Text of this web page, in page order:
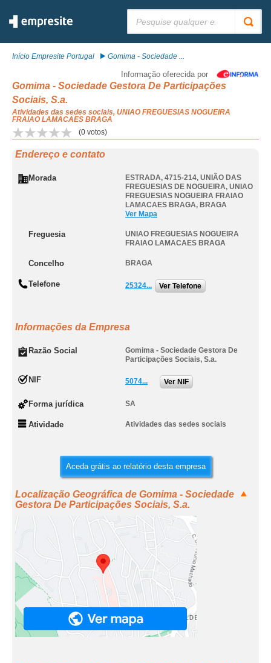
Início Empresite Portugal Gomima - Sociedade ...
Informação oferecida por
Gomima - Sociedade Gestora De Participações
Sociais, S.a.
Atividades das sedes sociais, UNIAO FREGUESIAS NOGUEIRA
FRAIAO LAMACAES BRAGA
(0 votos)
Endereço e contato
Morada
ESTRADA, 4715-214, UNIÃO DAS
FREGUESIAS DE NOGUEIRA, UNIAO
FREGUESIAS NOGUEIRA FRAIAO
LAMACAES BRAGA, BRAGA
Ver Mapa
Freguesia
UNIAO FREGUESIAS NOGUEIRA
FRAIAO LAMACAES BRAGA
Concelho BRAGA
Telefone 25324... Ver Telefone
Informações da Empresa
Razão Social
Gomima - Sociedade Gestora De
Participações Sociais, S.a.
NIF 5074... Ver NIF
Forma jurídica SA
Atividade Atividades das sedes sociais
Aceda grátis ao relatório desta empresa
Localização Geográfica de Gomima - Sociedade
Gestora De Participações Sociais, S.a.